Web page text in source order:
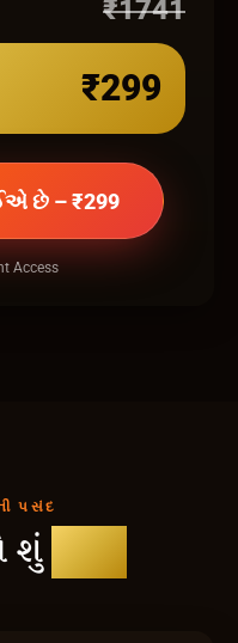
₹1741
₹299
છે – ₹299
Access
પસંદ
શુંકહે છે